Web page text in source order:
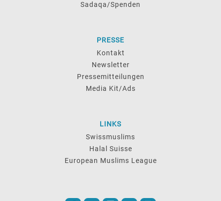
Sadaqa/Spenden
PRESSE
Kontakt
Newsletter
Pressemitteilungen
Media Kit/Ads
LINKS
Swissmuslims
Halal Suisse
European Muslims League